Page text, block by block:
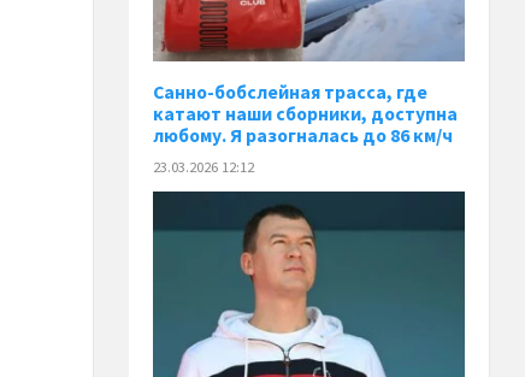
Санно-бобслейная трасса, где
катают наши сборники, доступна
любому. Я разогналась до 86 км/ч
23.03.2026 12:12